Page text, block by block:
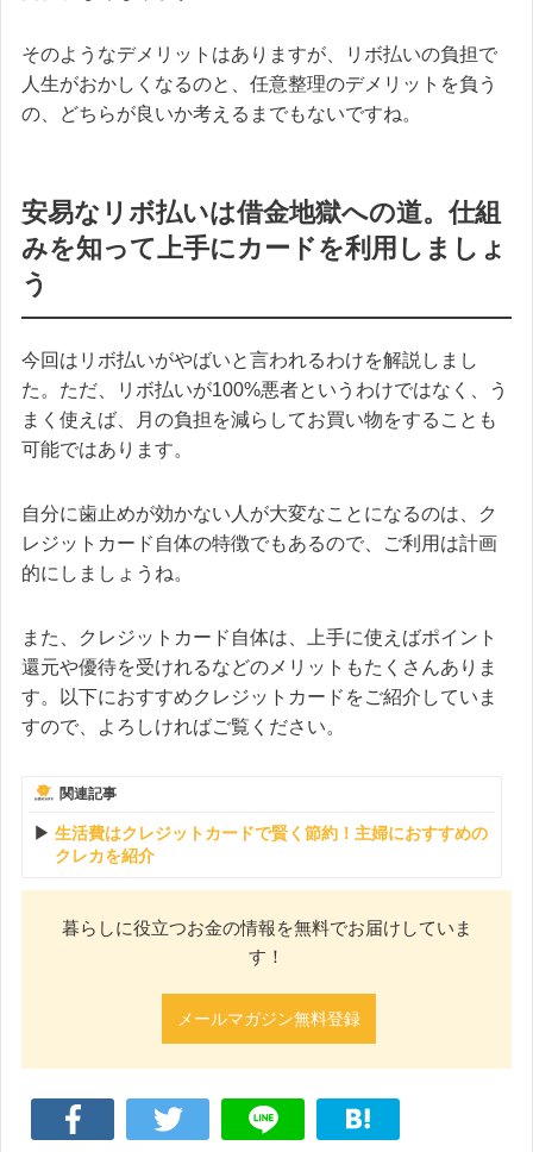
そのようなデメリットはありますが、
リボ払いの負担で
人生がおかしくなるのと、任意整理のデメリットを負う
の、どちらが良いか考えるまでもないですね。
安易なリボ払いは借金地獄への道。仕組
みを知って上手にカードを利用しましょ
う
今回はリボ払いがやばいと言われるわけを解説しまし
た。ただ、リボ払いが100%悪者というわけではなく、う
まく使えば、月の負担を減らしてお買い物をすることも
可能ではあります。
自分に歯止めが効かない人が大変なことになるのは、ク
レジットカード自体の特徴でもあるので、ご利用は計画
的にしましょうね。
また、クレジットカード自体は、上手に使えばポイント
還元や優待を受けれるなどのメリットもたくさんありま
す。以下におすすめクレジットカードをご紹介していま
すので、よろしければご覧ください。
関連記事
生活費はクレジットカードで賢く節約！主婦におすすめの
クレカを紹介
暮らしに役立つお金の情報を無料でお届けしていま
す！
メールマガジン無料登録